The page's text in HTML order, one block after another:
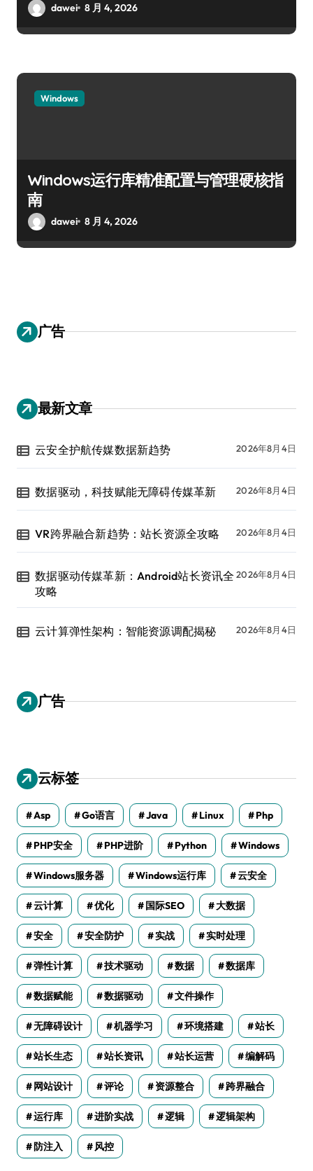
dawei 8 月 4, 2026
Windows
Windows运行库精准配置与管理硬核指
南
dawei 8 月 4, 2026
广告
最新文章
云安全护航传媒数据新趋势 2026年8月4日
数据驱动，科技赋能无障碍传媒革新 2026年8月4日
VR跨界融合新趋势：站长资源全攻略 2026年8月4日
数据驱动传媒革新：Android站长资讯全
攻略
2026年8月4日
云计算弹性架构：智能资源调配揭秘 2026年8月4日
广告
云标签
Asp Go语言 Java Linux Php
PHP安全 PHP进阶 Python Windows
Windows服务器 Windows运行库 云安全
云计算 优化 国际SEO 大数据
安全 安全防护 实战 实时处理
弹性计算 技术驱动 数据 数据库
数据赋能 数据驱动 文件操作
无障碍设计 机器学习 环境搭建 站长
站长生态 站长资讯 站长运营 编解码
网站设计 评论 资源整合 跨界融合
运行库 进阶实战 逻辑 逻辑架构
防注入 风控